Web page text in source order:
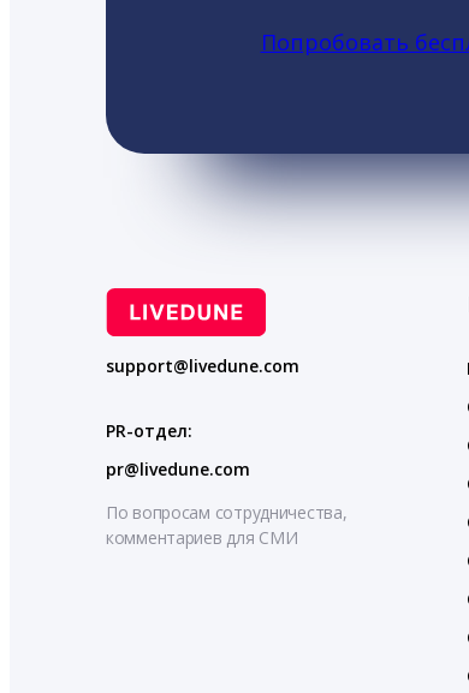
Попробовать
support@livedune.com
PR-отдел:
pr@livedune.com
По вопросам сотрудничества,
комментариев для СМИ